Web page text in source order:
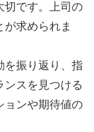
切です。上司の
求められま
を振り返り、指
ンスを見つける
ョンや期待値の